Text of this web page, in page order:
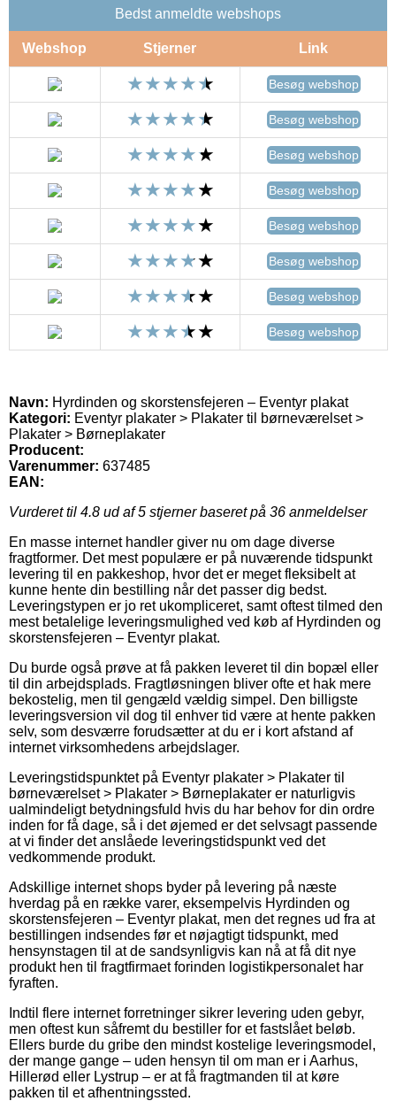
Bedst anmeldte webshops
Webshop Stjerner Link
Besøg webshop
Besøg webshop
Besøg webshop
Besøg webshop
Besøg webshop
Besøg webshop
Besøg webshop
Besøg webshop
Navn: Hyrdinden og skorstensfejeren – Eventyr plakat
Kategori: Eventyr plakater > Plakater til børneværelset >
Plakater > Børneplakater
Producent:
Varenummer: 637485
EAN:
Vurderet til 4.8 ud af 5 stjerner baseret på 36 anmeldelser
En masse internet handler giver nu om dage diverse
fragtformer. Det mest populære er på nuværende tidspunkt
levering til en pakkeshop, hvor det er meget fleksibelt at
kunne hente din bestilling når det passer dig bedst.
Leveringstypen er jo ret ukompliceret, samt oftest tilmed den
mest betalelige leveringsmulighed ved køb af Hyrdinden og
skorstensfejeren – Eventyr plakat.
Du burde også prøve at få pakken leveret til din bopæl eller
til din arbejdsplads. Fragtløsningen bliver ofte et hak mere
bekostelig, men til gengæld vældig simpel. Den billigste
leveringsversion vil dog til enhver tid være at hente pakken
selv, som desværre forudsætter at du er i kort afstand af
internet virksomhedens arbejdslager.
Leveringstidspunktet på Eventyr plakater > Plakater til
børneværelset > Plakater > Børneplakater er naturligvis
ualmindeligt betydningsfuld hvis du har behov for din ordre
inden for få dage, så i det øjemed er det selvsagt passende
at vi finder det anslåede leveringstidspunkt ved det
vedkommende produkt.
Adskillige internet shops byder på levering på næste
hverdag på en række varer, eksempelvis Hyrdinden og
skorstensfejeren – Eventyr plakat, men det regnes ud fra at
bestillingen indsendes før et nøjagtigt tidspunkt, med
hensynstagen til at de sandsynligvis kan nå at få dit nye
produkt hen til fragtfirmaet forinden logistikpersonalet har
fyraften.
Indtil flere internet forretninger sikrer levering uden gebyr,
men oftest kun såfremt du bestiller for et fastslået beløb.
Ellers burde du gribe den mindst kostelige leveringsmodel,
der mange gange – uden hensyn til om man er i Aarhus,
Hillerød eller Lystrup – er at få fragtmanden til at køre
pakken til et afhentningssted.